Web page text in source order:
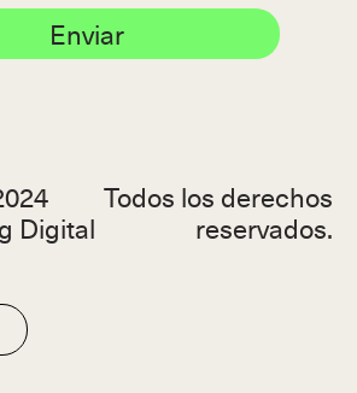
Enviar
Digital
Todos los derechos
reservados.